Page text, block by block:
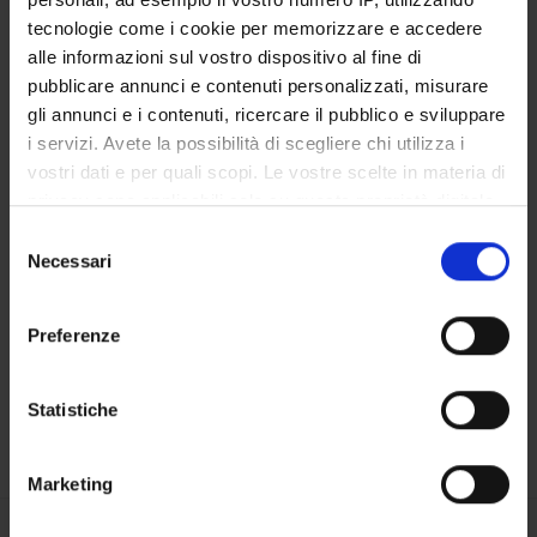
tecnologie come i cookie per memorizzare e accedere
alle informazioni sul vostro dispositivo al fine di
pubblicare annunci e contenuti personalizzati, misurare
gli annunci e i contenuti, ricercare il pubblico e sviluppare
i servizi. Avete la possibilità di scegliere chi utilizza i
vostri dati e per quali scopi. Le vostre scelte in materia di
privacy sono applicabili solo su questa proprietà digitale
modificare o revocare il proprio consenso in qualsiasi
momento dalla Dichiarazione sui cookie o facendo clic
raccogliere informazioni sulla tua posizione
geografica, con un'approssimazione di qualche
Identificare il tuo dispositivo, scansionandolo
delNecessari
Preferenze
Statistiche
Marketing
OFFERTA FORMATIVA
CORSI DI STUDIO
Contatti
Luoghi